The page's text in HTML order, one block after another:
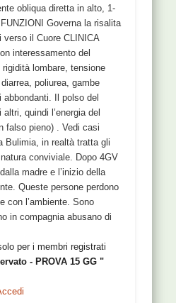
obliqua diretta in alto, 1-
Governa la risalita
verso il Cuore CLINICA
interessamento del
lombare, tensione
poliurea, gambe
Il polso del
quindi l’energia del
falso pieno) . Vedi casi
Bulimia, in realtà tratta gli
conviviale. Dopo 4GV
madre e l’inizio della
Queste persone perdono
con l’ambiente. Sono
in compagnia abusano di
per i membri registrati
- PROVA 15 GG "